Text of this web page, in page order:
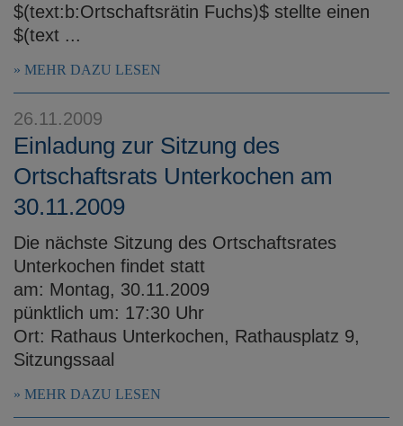
$(text:b:Ortschaftsrätin Fuchs)$ stellte einen
$(text ...
MEHR DAZU LESEN
26.11.2009
Einladung zur Sitzung des
Ortschaftsrats Unterkochen am
30.11.2009
Die nächste Sitzung des Ortschaftsrates
Unterkochen findet statt
am: Montag, 30.11.2009
pünktlich um: 17:30 Uhr
Ort: Rathaus Unterkochen, Rathausplatz 9,
Sitzungssaal
MEHR DAZU LESEN